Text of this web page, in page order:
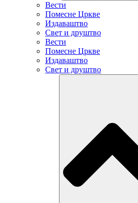
Вести
Помесне Цркве
Издаваштво
Свет и друштво
Вести
Помесне Цркве
Издаваштво
Свет и друштво